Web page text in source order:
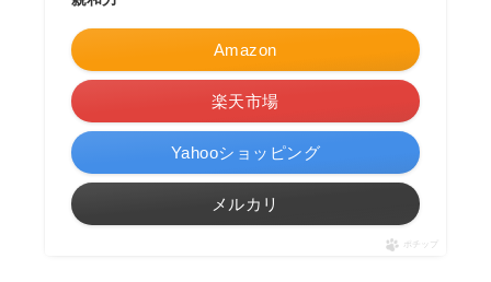
Amazon
楽天市場
Yahooショッピング
メルカリ
ポチップ